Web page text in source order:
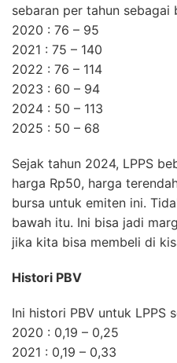
sebaran per tahun sebagai
2020 : 76 – 95
2021 : 75 – 140
2022 : 76 – 114
2023 : 60 – 94
2024 : 50 – 113
2025 : 50 – 68
Sejak tahun 2024, LPPS
harga Rp50, harga
bursa untuk emiten ini.
bawah itu. Ini bisa jadi
jika kita bisa membeli di
Histori PBV
Ini histori PBV untuk LPPS
2020 : 0,19 – 0,25
2021 : 0,19 – 0,33